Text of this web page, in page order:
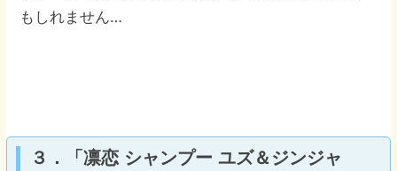
もしれません…
３．「凛恋 シャンプー ユズ＆ジンジャ